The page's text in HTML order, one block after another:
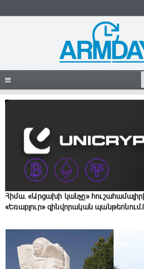
Հիմա. «Արցախի կանչը»
«Եռաբլուր» զինվորական